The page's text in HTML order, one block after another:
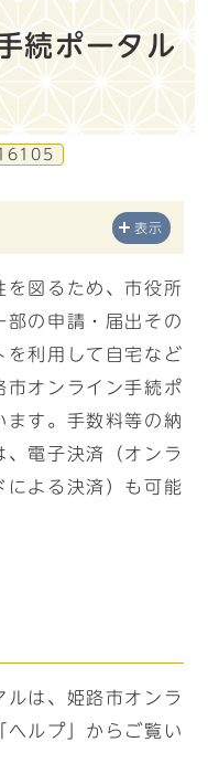
続ポータル
表示
を図るため、市役所
部の申請・届出その
を利用して自宅など
市オンライン手続ポ
ます。手数料等の納
電子決済（オンラ
による決済）も可能
は、姫路市オンラ
ヘルプ」からご覧い